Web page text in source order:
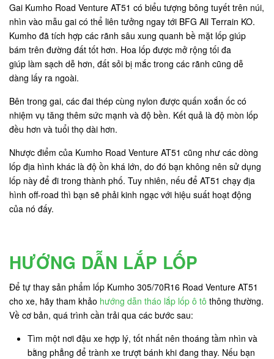
Gai Kumho Road Venture AT51 có biểu tượng bông tuyết trên núi,
nhìn vào mẫu gai có thể liên tưởng ngay tới BFG All Terrain KO.
Kumho đã tích hợp các rãnh sâu xung quanh bề mặt lốp giúp
bám trên đường đất tốt hơn. Hoa lốp được mở rộng tối đa
giúp làm sạch dễ hơn, đất sỏi bị mắc trong các rãnh cũng dễ
dàng lấy ra ngoài.
Bên trong gai, các đai thép cùng nylon được quấn xoắn ốc có
nhiệm vụ tăng thêm sức mạnh và độ bền. Kết quả là độ mòn lốp
đều hơn và tuổi thọ dài hơn.
Nhược điểm của Kumho Road Venture AT51 cũng như các dòng
lốp địa hình khác là độ ồn khá lớn, do đó bạn không nên sử dụng
lốp này để đi trong thành phố. Tuy nhiên, nếu để AT51 chạy địa
hình off-road thì bạn sẽ phải kinh ngạc với hiệu suất hoạt động
của nó đấy.
HƯỚNG DẪN LẮP LỐP
Để tự thay sản phẩm lốp Kumho 305/70R16 Road Venture AT51
cho xe, hãy tham khảo hướng dẫn tháo lắp lốp ô tô thông thường.
Về cơ bản, quá trình cần trải qua các bước sau:
Tìm một nơi đậu xe hợp lý, tốt nhất nên thoáng tầm nhìn và
bằng phẳng để trành xe trượt bánh khi đang thay. Nếu bạn